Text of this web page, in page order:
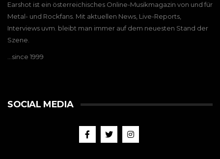
Earshot ist ein österreichisches Online-Musikmagazin von und für
Metal- und Rockfans. Mit aktuellen News, Live-Reports,
Interviews uvm. bleibt man immer auf dem neuesten Stand der
Szene.
…since 1999
SOCIAL MEDIA